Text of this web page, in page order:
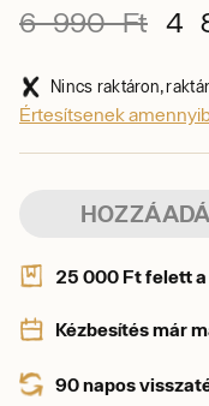
6 990 Ft 4
Nincs raktáron,
Értesítsenek
25 000 Ft felett
Kézbesítés már
90 napos